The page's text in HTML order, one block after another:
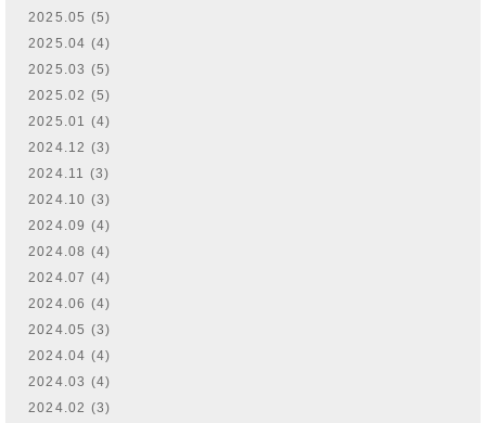
2025.05 (5)
2025.04 (4)
2025.03 (5)
2025.02 (5)
2025.01 (4)
2024.12 (3)
2024.11 (3)
2024.10 (3)
2024.09 (4)
2024.08 (4)
2024.07 (4)
2024.06 (4)
2024.05 (3)
2024.04 (4)
2024.03 (4)
2024.02 (3)